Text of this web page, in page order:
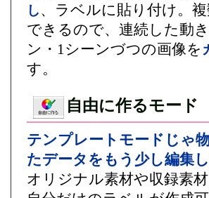
し、ラベルに貼り付け。
できるので、連続した動
ン・1シーンづつの画像を
す。
自由に作るモード
テンプレートモードじゃ
たデータをもう少し編集
オリジナル素材や収録素